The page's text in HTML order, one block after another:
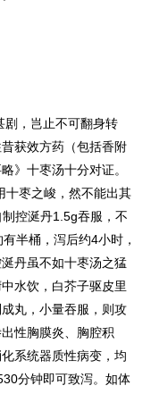
剧，岂止不可翻身转
获效方药（包括香附
》十枣汤十分对证。
十枣之峻，然不能出其
制控涎丹1.5g吞服，不
半桶，泻后约4小时，
丹虽不如十枣汤之猛
水饮，白芥子驱皮里
丸，小量吞服，则攻
性胸膜炎、胸腔积
系统器质性病变，均
分钟即可致泻。如体